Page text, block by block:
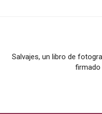
Salvajes, un libro de
firmado